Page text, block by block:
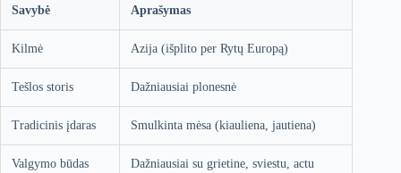
Savybė Aprašymas
Kilmė Azija (išplito per Rytų Europą)
Tešlos storis Dažniausiai plonesnė
Tradicinis įdaras Smulkinta mėsa (kiauliena, jautiena)
Valgymo būdas Dažniausiai su grietine, sviestu, actu